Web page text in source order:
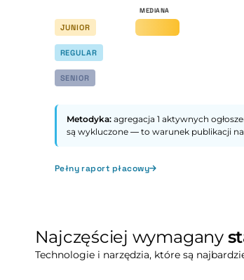
JUNIOR
REGULAR
SENIOR
Metodyka:agregacja 1 aktywnych
są wykluczone — to warunek publikacji na
Pełny raport płacowy
Najczęściej wymagany
Technologie i narzędzia, które są